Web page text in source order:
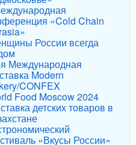
«Cold Chain
России всегда
Международная
Modern
CONFEX
Food Moscow 2024
детских товаров в
«Вкусы России»